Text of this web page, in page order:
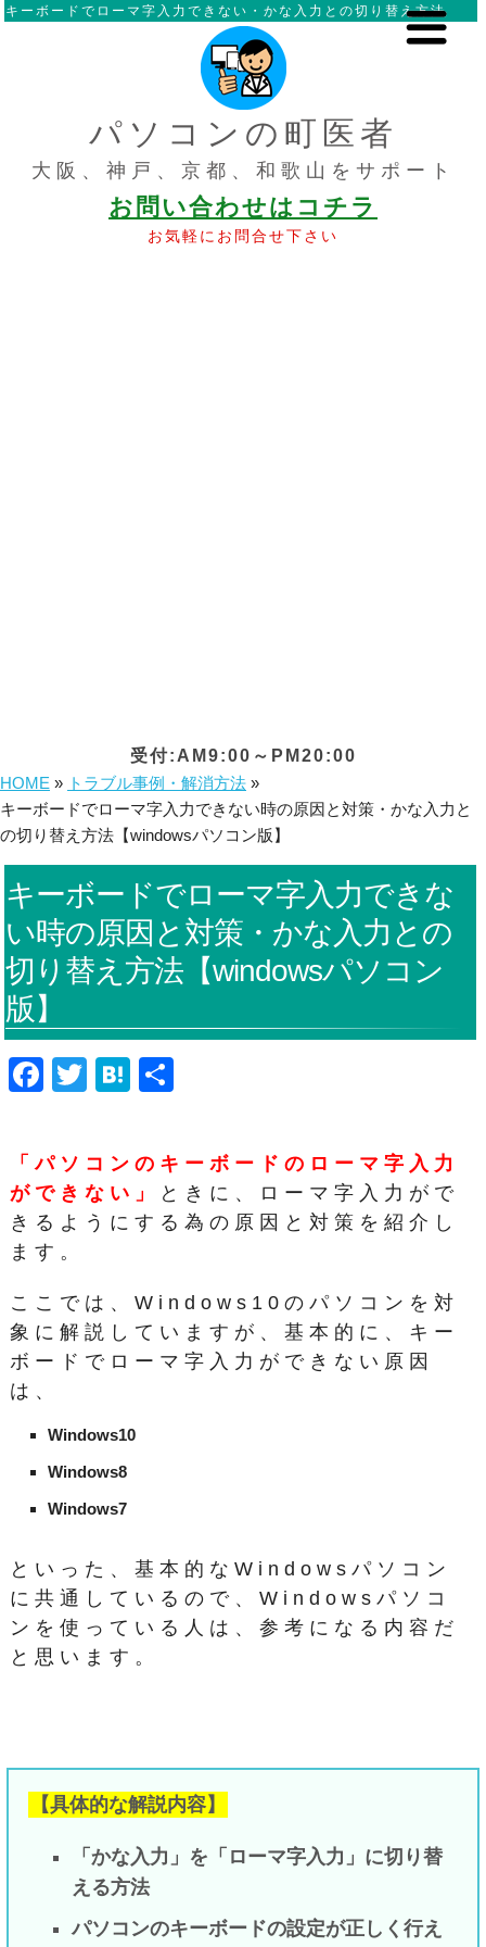
キーボードでローマ字入力できない・かな入力との切り替え方法
パソコンの町医者
大阪、神戸、京都、和歌山をサポート
お問い合わせはコチラ
お気軽にお問合せ下さい
受付:AM9:00～PM20:00
HOME » トラブル事例・解消方法 »
キーボードでローマ字入力できない時の原因と対策・かな入力と
の切り替え方法【windowsパソコン版】
キーボードでローマ字入力できな
い時の原因と対策・かな入力との
切り替え方法【windowsパソコン
版】
F
e
b
o
k
T
er
H
n
a
「パソコンのキーボードのローマ字入力
ができない」
ときに、ローマ字入力がで
きるようにする為の原因と対策を紹介し
ます。
ここでは、Windows10のパソコンを対
象に解説していますが、基本的に、キー
ボードでローマ字入力ができない原因
は、
Windows10
Windows8
Windows7
といった、基本的なWindowsパソコン
に共通しているので、Windowsパソコ
ンを使っている人は、参考になる内容だ
と思います。
【具体的な解説内容】
「かな入力」を「ローマ字入力」に切り替
える方法
パソコンのキーボードの設定が正しく行え